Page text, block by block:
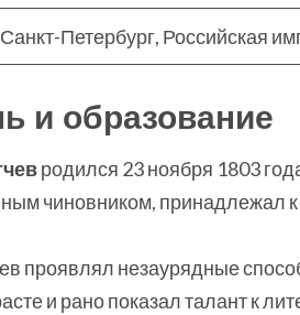
Санкт-Петербург, Российская
и образование
родился 23 ноября 1803
чиновником, принадлежал
проявлял незаурядные
и рано показал талант к